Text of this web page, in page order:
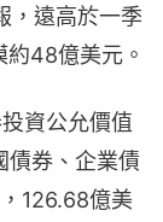
，遠高於一季
48億美元。
資公允價值
債券、企業債
126.68億美